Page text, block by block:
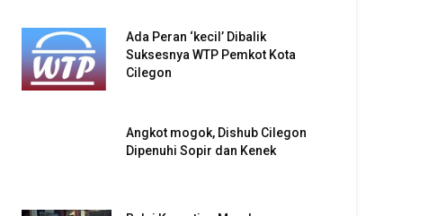
Ada Peran ‘kecil’ Dibalik
Suksesnya WTP Pemkot Kota
Cilegon
Angkot mogok, Dishub Cilegon
Dipenuhi Sopir dan Kenek